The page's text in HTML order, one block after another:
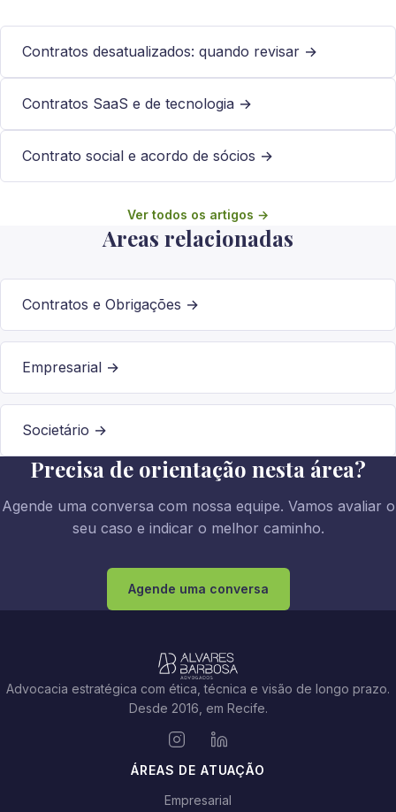
Contratos desatualizados: quando revisar →
Contratos SaaS e de tecnologia →
Contrato social e acordo de sócios →
Ver todos os artigos →
Areas relacionadas
Contratos e Obrigações →
Empresarial →
Societário →
Precisa de orientação nesta área?
Agende uma conversa com nossa equipe. Vamos avaliar o
seu caso e indicar o melhor caminho.
Agende uma conversa
Advocacia estratégica com ética, técnica e visão de longo prazo.
Desde 2016, em Recife.
ÁREAS DE ATUAÇÃO
Empresarial